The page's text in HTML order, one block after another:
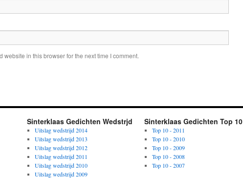
website in this browser for the next time I comment.
Sinterklaas Gedichten Wedstrjd
Uitslag wedstrijd 2014
Uitslag wedstrijd 2013
Uitslag wedstrijd 2012
Uitslag wedstrijd 2011
Uitslag wedstrijd 2010
Uitslag wedstrijd 2009
Sinterklaas Gedichten Top 10
Top 10 - 2011
Top 10 - 2010
Top 10 - 2009
Top 10 - 2008
Top 10 - 2007